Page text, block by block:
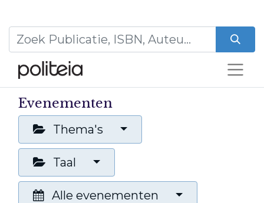
Evenementen
Thema's
Taal
Alle evenementen